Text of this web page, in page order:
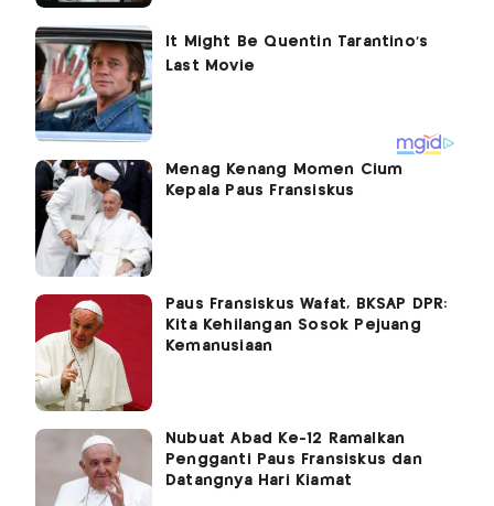
Menag Kenang Momen Cium
Kepala Paus Fransiskus
Paus Fransiskus Wafat, BKSAP DPR:
Kita Kehilangan Sosok Pejuang
Kemanusiaan
Nubuat Abad Ke-12 Ramalkan
Pengganti Paus Fransiskus dan
Datangnya Hari Kiamat